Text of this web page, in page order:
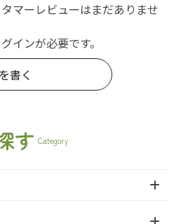
マーレビューはまだありませ
インが必要です。
書く
す Category